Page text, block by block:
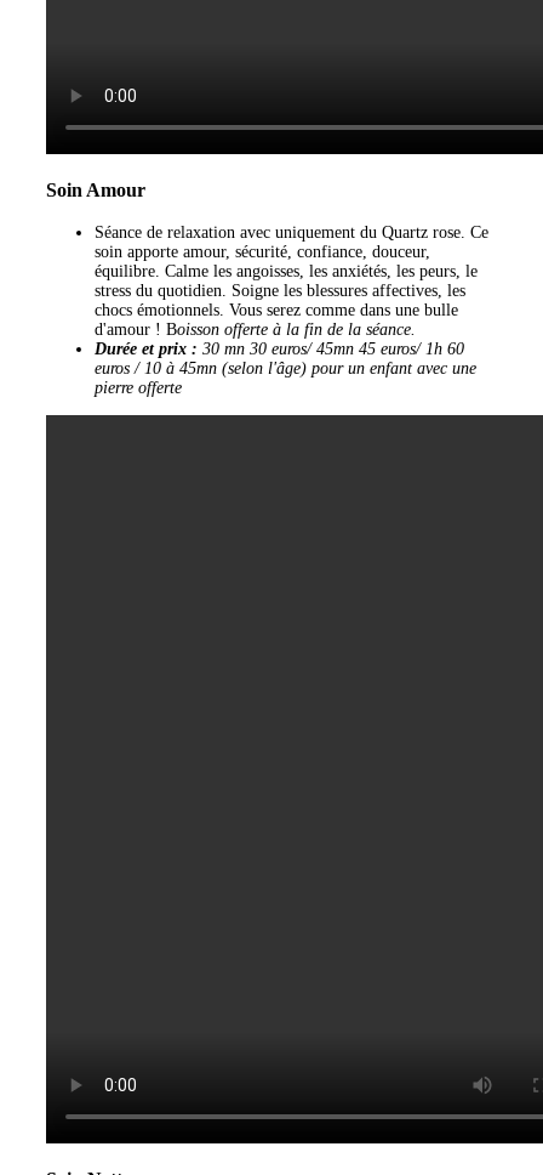
Soin Amour
Séance de relaxation avec uniquement du Quartz rose. Ce
soin apporte amour, sécurité, confiance, douceur,
équilibre. Calme les angoisses, les anxiétés, les peurs, le
stress du quotidien. Soigne les blessures affectives, les
chocs émotionnels. Vous serez comme dans une bulle
d'amour ! Boisson offerte à la fin de la séance.
Durée et prix : 30 mn 30 euros/ 45mn 45 euros/ 1h 60
euros / 10 à 45mn (selon l'âge) pour un enfant avec une
pierre offerte